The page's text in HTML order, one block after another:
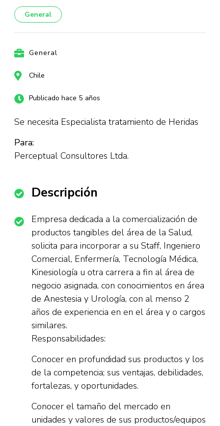
General
General
Chile
Publicado hace 5 años
Se necesita Especialista tratamiento de Heridas
Para:
Perceptual Consultores Ltda.
Descripción
Empresa dedicada a la comercialización de
productos tangibles del área de la Salud,
solicita para incorporar a su Staff, Ingeniero
Comercial, Enfermería, Tecnología Médica,
Kinesiología u otra carrera a fin al área de
negocio asignada, con conocimientos en área
de Anestesia y Urología, con al menso 2
años de experiencia en en el área y o cargos
similares.
Responsabilidades:
Conocer en profundidad sus productos y los
de la competencia; sus ventajas, debilidades,
fortalezas, y oportunidades.
Conocer el tamaño del mercado en
unidades y valores de sus productos/equipos